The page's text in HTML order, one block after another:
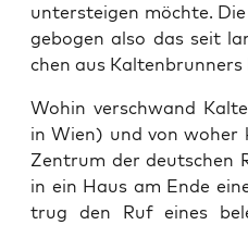
un­ter­stei­gen möch­te.
ge­bo­gen also das seit
chen aus Kal­ten­brun­ners
Wohin ver­schwand
in Wien) und von woher
Zen­trum der deut­schen
in ein Haus am Ende
trug den Ruf eines